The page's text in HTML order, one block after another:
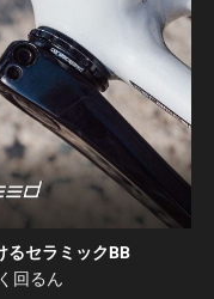
るセラミックBB
回るん